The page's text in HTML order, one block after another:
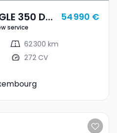
350 D
/ New
service
54 990 €
62 300 km
272 CV